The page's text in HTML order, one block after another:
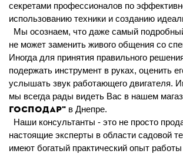
секретами профессионалов по
использованию техники и созданию
Мы осознаем, что даже самый
не может заменить живого общения со
Иногда для принятия правильного
подержать инструмент в руках, оценить
услышать звук работающего двигателя.
мы всегда рады видеть Вас в нашем
Господар" в Днепре.
Наши консультанты - это не просто
настоящие эксперты в области садовой
имеют богатый практический опыт